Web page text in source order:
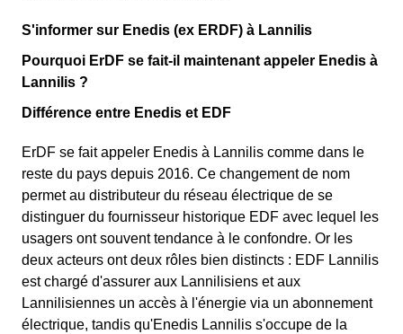
S'informer sur Enedis (ex ERDF) à Lannilis
Pourquoi ErDF se fait-il maintenant appeler Enedis à
Lannilis ?
Différence entre Enedis et EDF
ErDF se fait appeler Enedis à Lannilis comme dans le
reste du pays depuis 2016. Ce changement de nom
permet au distributeur du réseau électrique de se
distinguer du fournisseur historique EDF avec lequel les
usagers ont souvent tendance à le confondre. Or les
deux acteurs ont deux rôles bien distincts : EDF Lannilis
est chargé d'assurer aux Lannilisiens et aux
Lannilisiennes un accès à l'énergie via un abonnement
électrique, tandis qu'Enedis Lannilis s'occupe de la